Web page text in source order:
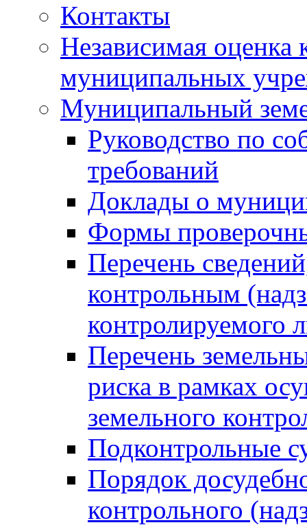
Контакты
Независимая оценка
муниципальных
Муниципальный
Руководство по
требований
Доклады о
Формы
Перечень
контрольным
контролируемого
Перечень
риска в рамках
земельного
Подконтрольные
Порядок
контрольного